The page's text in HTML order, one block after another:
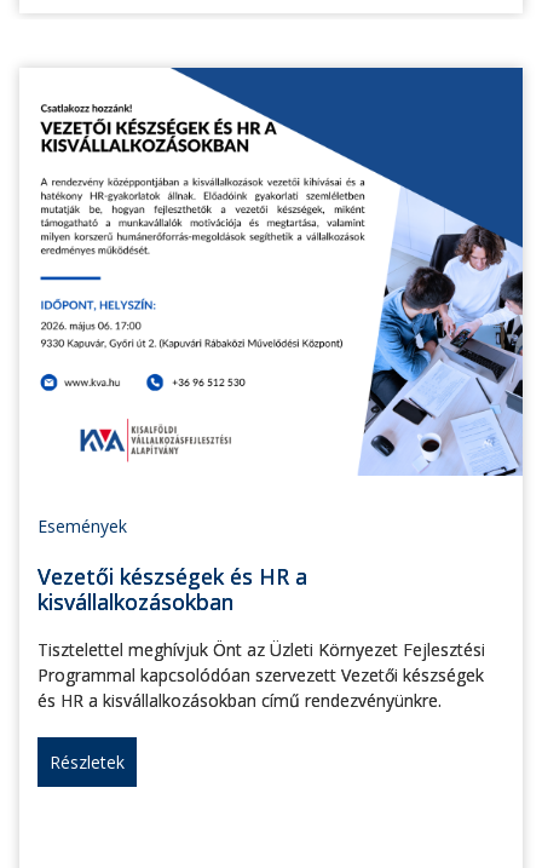
Események
Vezetői készségek és HR a
kisvállalkozásokban
Tisztelettel meghívjuk Önt az Üzleti Környezet Fejlesztési
Programmal kapcsolódóan szervezett Vezetői készségek
és HR a kisvállalkozásokban című rendezvényünkre.
Részletek